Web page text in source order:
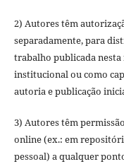
2) Autores têm
separadamente, para
trabalho publicada
institucional ou como
autoria e publicação
3) Autores têm
online (ex.: em
pessoal) a qualquer